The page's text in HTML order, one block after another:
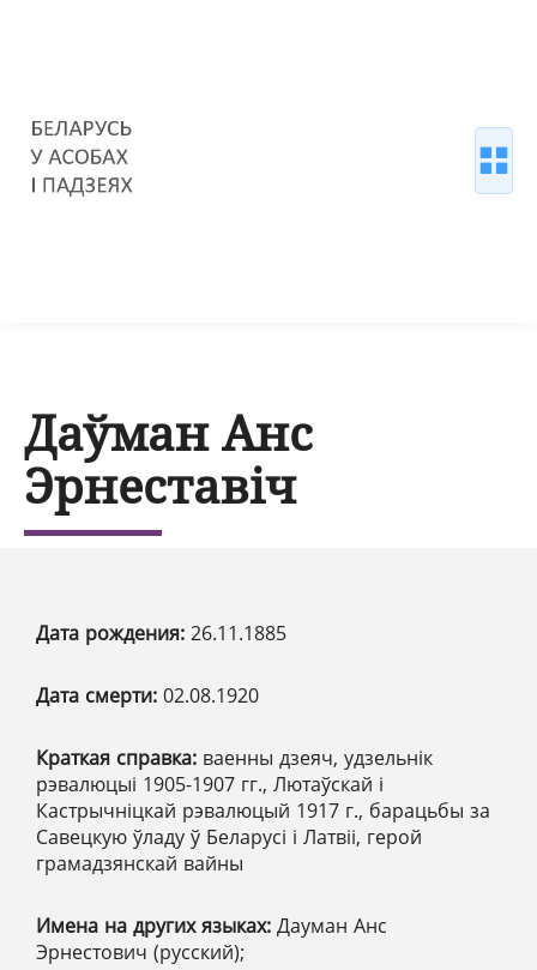
Даўман Анс
Эрнеставіч
Дата рождения: 26.11.1885
Дата смерти: 02.08.1920
Краткая справка: ваенны дзеяч, удзельнік
рэвалюцыі 1905-1907 гг., Лютаўскай і
Кастрычніцкай рэвалюцый 1917 г., барацьбы за
Савецкую ўладу ў Беларусі і Латвіі, герой
грамадзянскай вайны
Имена на других языках: Дауман Анс
Эрнестович (русский);